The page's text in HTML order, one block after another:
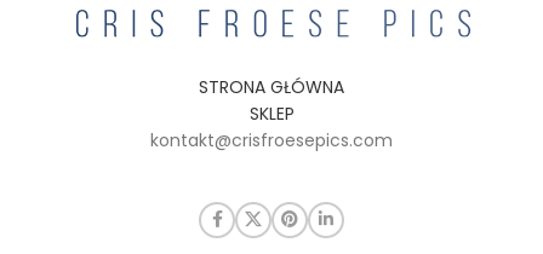
STRONA GŁÓWNA
SKLEP
kontakt@crisfroesepics.com